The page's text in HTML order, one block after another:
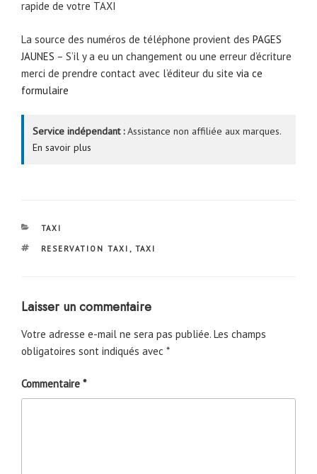
rapide de votre TAXI
La source des numéros de téléphone provient des PAGES
JAUNES – S’il y a eu un changement ou une erreur d’écriture
merci de prendre contact avec l’éditeur du site via ce
formulaire
Service indépendant :Assistance non affiliée aux marques.
En savoir plus
CATÉGORIES
TAXI
ÉTIQUETTES
RESERVATION TAXI , TAXI
Laisser un commentaire
Votre adresse e-mail ne sera pas publiée. Les champs
obligatoires sont indiqués avec *
Commentaire *